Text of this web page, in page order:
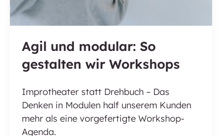
Agil und modular: So
gestalten wir Workshops
Improtheater statt Drehbuch – Das
Denken in Modulen half unserem Kunden
mehr als eine vorgefertigte Workshop-
Agenda.